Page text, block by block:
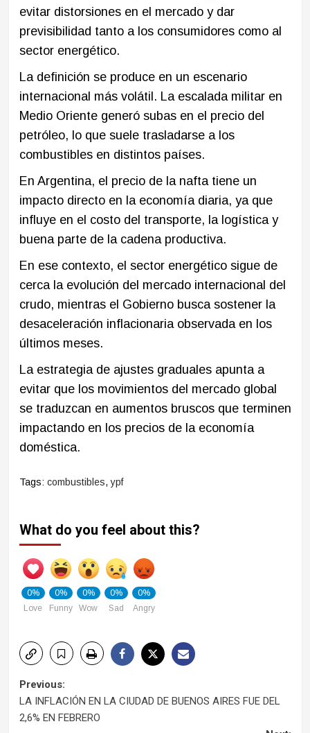
evitar distorsiones en el mercado y dar
previsibilidad tanto a los consumidores como al
sector energético.
La definición se produce en un escenario
internacional más volátil. La escalada militar en
Medio Oriente generó subas en el precio del
petróleo, lo que suele trasladarse a los
combustibles en distintos países.
En Argentina, el precio de la nafta tiene un
impacto directo en la economía diaria, ya que
influye en el costo del transporte, la logística y
buena parte de la cadena productiva.
En ese contexto, el sector energético sigue de
cerca la evolución del mercado internacional del
crudo, mientras el Gobierno busca sostener la
desaceleración inflacionaria observada en los
últimos meses.
La estrategia de ajustes graduales apunta a
evitar que los movimientos del mercado global
se traduzcan en aumentos bruscos que terminen
impactando en los precios de la economía
doméstica.
Tags: combustibles,ypf
What do you feel about this?
0%
Love
0%
Funny
0%
Wow
0%
Sad
0%
Angry
Post
navigation
Previous:
LA INFLACIÓN EN LA CIUDAD DE BUENOS AIRES FUE DEL
2,6% EN FEBRERO